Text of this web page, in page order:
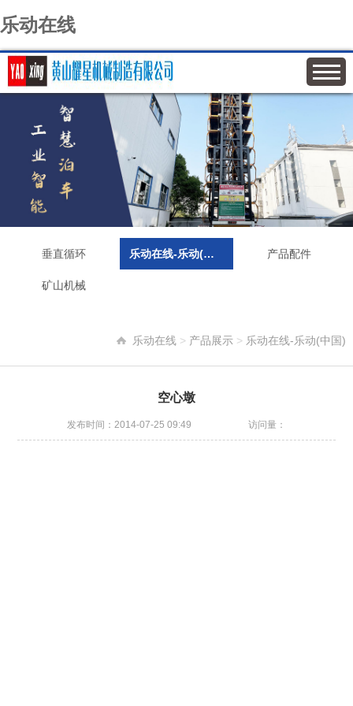
乐动在线
垂直循环 乐动在线-乐动(中国) 产品配件
矿山机械
乐动在线 > 产品展示 > 乐动在线-乐动(中国)
空心墩
发布时间：2014-07-25 09:49 访问量：